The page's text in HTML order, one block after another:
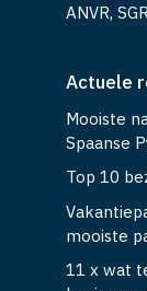
ANVR,
Actuele
Mooiste
Spaanse
Top 10
mooiste
11 x wat